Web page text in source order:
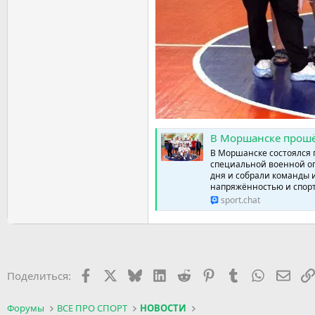
В Моршанске прошёл турнир по волейболу в
В Моршанске
специальной военной
дня и собрали команды
напряжённостью и
sport.chat
Поделиться: FacebookX (Twitter)
BlueskyLinkedIn
Reddit PinterestTumblr WhatsApp
Форумы ВСЕ ПРО СПОРТ НОВОСТИ